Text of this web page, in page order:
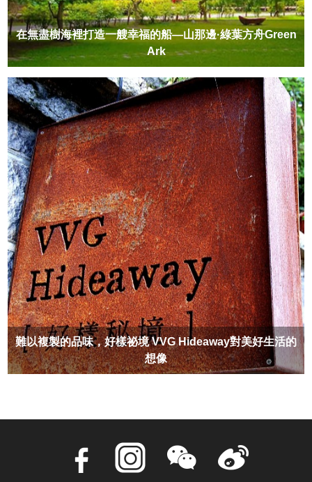
在無盡樹海裡打造一艘幸福的船—山那邊·綠葉方舟Green
Ark
難以複製的品味，好樣祕境 VVG Hideaway對美好生活的
想像